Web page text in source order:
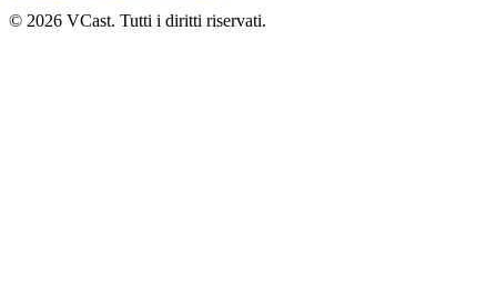
© 2026 VCast. Tutti i diritti riservati.